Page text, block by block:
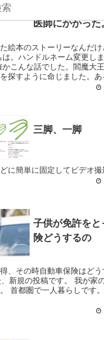
たての、まだ
医師にかかった
絵本のストーリーなんだ
。ハンドルネーム変更し
こんな話でした。閻魔大
探すように命じました。あ
三脚、一脚
に簡単に固定してビデオ撮
子供が免許を
険どうするの
、その時自動車保険はどう
新規の投稿です。 我が家
首都圏で一人暮らしです